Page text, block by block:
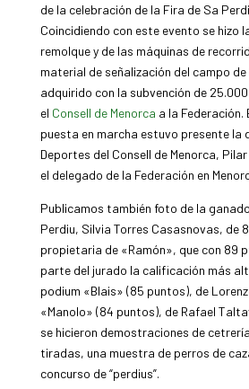
de la celebración de la Fira de Sa
Coincidiendo con este evento se hizo
remolque y de las máquinas de
material de señalización del campo
adquirido con la subvención de
el Consell de Menorca a la Federación.
puesta en marcha estuvo presente la
Deportes del Consell de Menorca,
el delegado de la Federación en
Publicamos también foto de la
Perdiu, Silvia Torres Casasnovas, de
propietaria de «Ramón», que con 89
parte del jurado la calificación más
podium «Blais» (85 puntos), de
«Manolo» (84 puntos), de Rafael
se hicieron demostraciones de
tiradas, una muestra de perros de
concurso de “perdius”.